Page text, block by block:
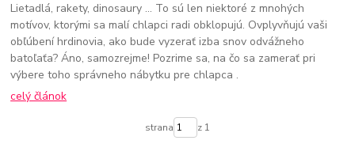
Lietadlá, rakety, dinosaury ... To sú len niektoré z mnohých
motívov, ktorými sa malí chlapci radi obklopujú. Ovplyvňujú vaši
obľúbení hrdinovia, ako bude vyzerať izba snov odvážneho
batoľaťa? Áno, samozrejme! Pozrime sa, na čo sa zamerať pri
výbere toho správneho nábytku pre chlapca .
celý článok
strana z 1